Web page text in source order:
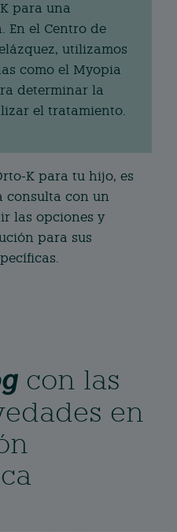
para una
En el Centro de
utilizamos
como el Myopia
determinar la
el tratamiento.
K para tu hijo, es
consulta con un
las opciones y
para sus
con las
en